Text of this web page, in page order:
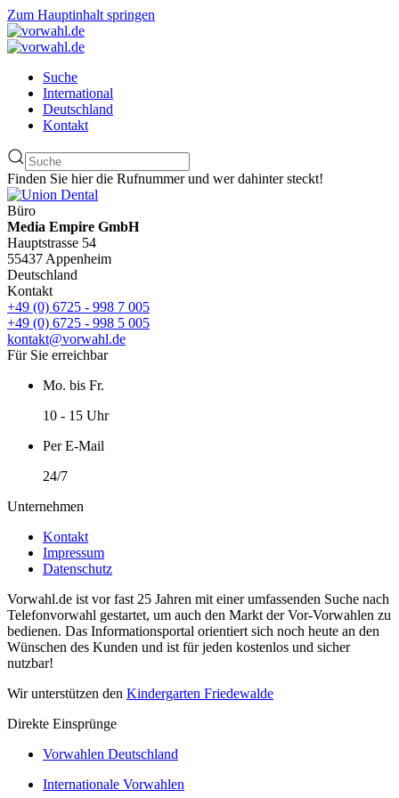
Zum Hauptinhalt springen
Suche
International
Deutschland
Kontakt
Finden Sie hier die Rufnummer und wer dahinter steckt!
Büro
Media Empire GmbH
Hauptstrasse 54
55437 Appenheim
Deutschland
Kontakt
+49 (0) 6725 - 998 7 005
+49 (0) 6725 - 998 5 005
kontakt@vorwahl.de
Für Sie erreichbar
Mo. bis Fr.
10 - 15 Uhr
Per E-Mail
24/7
Unternehmen
Kontakt
Impressum
Datenschutz
Vorwahl.de ist vor fast 25 Jahren mit einer umfassenden Suche nach
Telefonvorwahl gestartet, um auch den Markt der Vor-Vorwahlen zu
bedienen. Das Informationsportal orientiert sich noch heute an den
Wünschen des Kunden und ist für jeden kostenlos und sicher
nutzbar!
Wir unterstützen den Kindergarten Friedewalde
Direkte Einsprünge
Vorwahlen Deutschland
Internationale Vorwahlen